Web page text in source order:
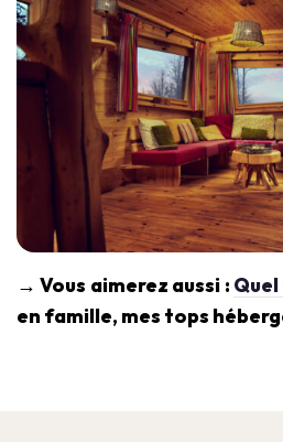
→ Vous aimerez aussi :
en famille, mes tops